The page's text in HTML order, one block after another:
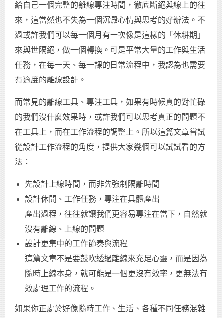
給自己一個完整的離線專注時間，徹底斷絕與線上的往
來，這當然也不失為一個沉澱心情與思考的好辦法。不
過或許我們可以每一個月有一次像是這樣的「休耕期」
來與世隔絕，做一個轉換。可是平常大量的工作與生活
任務，在每一天、每一課的日常流程中，我認為也需要
有適度的離線設計。
而常見的離線工具、專注工具，如果有時候真的對忙碌
的我們沒什麼效果時，或許我們可以思考真正的問題不
在工具上，而在工作流程的調整上。所以這篇文章嘗試
從設計工作流程的角度，提供大家幾個可以試試看的方
法：
先設計上線時間，而非先強制隔離時間
設計休閒、工作任務，專注在具體產出
產出過程，往往就讓我們更容易專注在當下，自然就
沒有離線、上線的問題
設計更集中的工作節奏與流程
這篇文章不是要鼓吹透過離線來充足心靈，而是因為
隨時上線本身，就可能是一個更沒有效率，更無法有
效處理工作的流程。
如果你正處於好像隨時工作、生活、各種不同任務混雜